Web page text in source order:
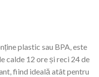
plastic sau BPA, este
calde 12 ore și reci 24 de
fiind ideală atât pentru